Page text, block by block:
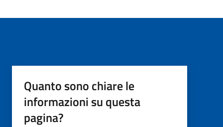
Quanto sono chiare le
informazioni su questa
pagina?